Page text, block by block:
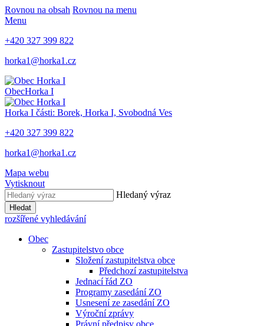
Rovnou na obsah Rovnou na menu
Menu
+420 327 399 822
horka1@horka1.cz
ObecHorka I
Horka I části: Borek, Horka I, Svobodná Ves
+420 327 399 822
horka1@horka1.cz
Mapa webu
Vytisknout
Hledaný výraz
Hledat
rozšířené vyhledávání
Obec
Zastupitelstvo obce
Složení zastupitelstva obce
Předchozí zastupitelstva
Jednací řád ZO
Programy zasedání ZO
Usnesení ze zasedání ZO
Výroční zprávy
Právní předpisy obce